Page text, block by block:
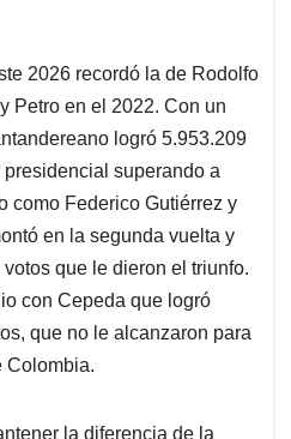
2026 recordó la de Rodolfo
Petro en el 2022. Con un
logró 5.953.209
superando a
como Federico Gutiérrez y
en la segunda vuelta y
que le dieron el triunfo.
con Cepeda que logró
que no le alcanzaron para
Colombia.
la diferencia de la